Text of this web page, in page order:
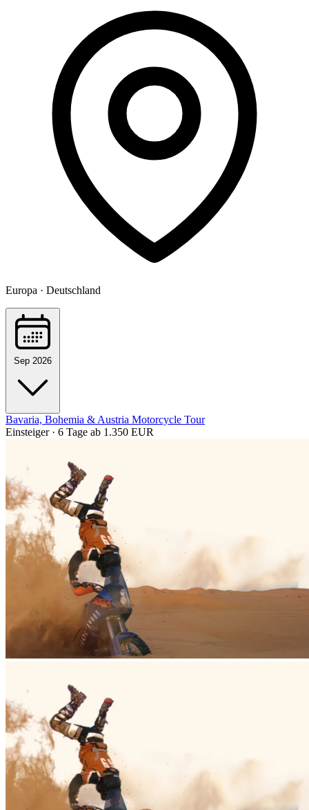
Europa · Deutschland
Sep 2026
Bavaria, Bohemia & Austria Motorcycle Tour
Einsteiger · 6 Tage ab 1.350 EUR